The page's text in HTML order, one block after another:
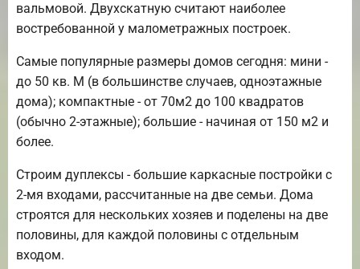
вальмовой. Двухскатную считают наиболее
востребованной у малометражных построек.
Самые популярные размеры домов сегодня: мини -
до 50 кв. М (в большинстве случаев, одноэтажные
дома); компактные - от 70м2 до 100 квадратов
(обычно 2-этажные); большие - начиная от 150 м2 и
более.
Строим дуплексы - большие каркасные постройки с
2-мя входами, рассчитанные на две семьи. Дома
строятся для нескольких хозяев и поделены на две
половины, для каждой половины с отдельным
входом.